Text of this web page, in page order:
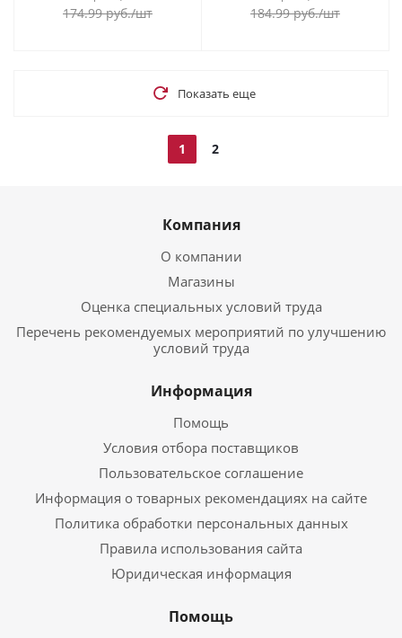
174.99руб./шт 184.99руб./шт
Показать еще
1 2
Компания
О компании
Магазины
Оценка специальных условий труда
Перечень рекомендуемых мероприятий по улучшению
условий труда
Информация
Помощь
Условия отбора поставщиков
Пользовательское соглашение
Информация о товарных рекомендациях на сайте
Политика обработки персональных данных
Правила использования сайта
Юридическая информация
Помощь